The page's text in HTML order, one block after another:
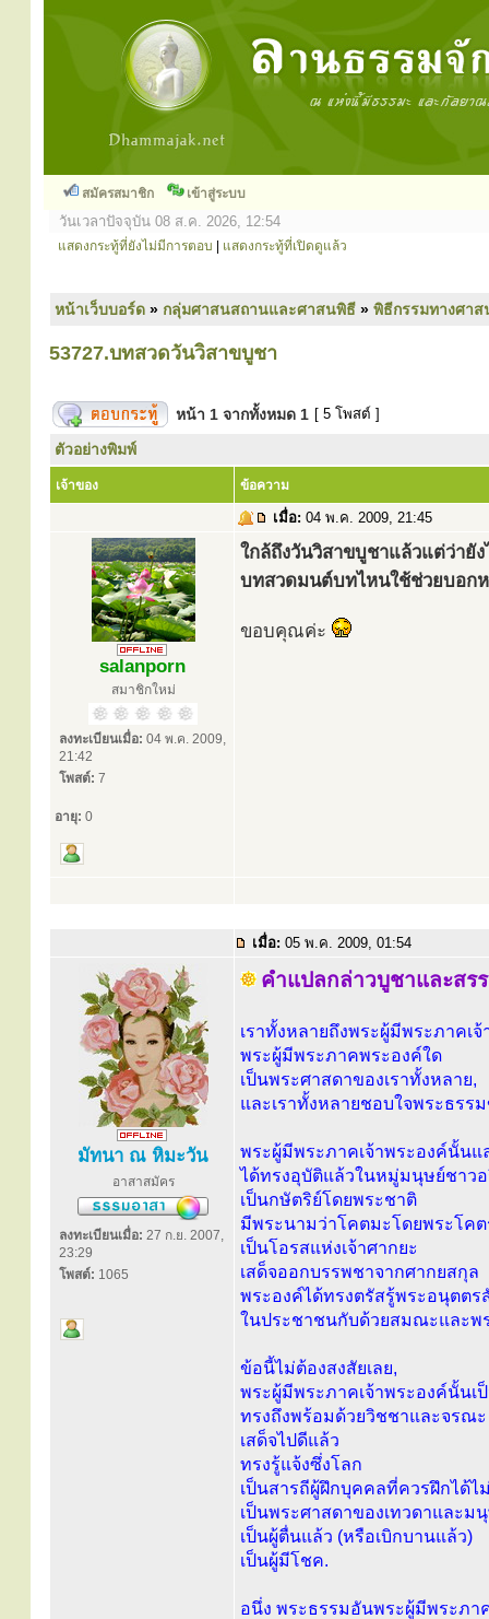
สมัครสมาชิก เข้าสู่ระบบ
วันเวลาปัจจุบัน 08 ส.ค. 2026, 12:54
แสดงกระทู้ที่ยังไม่มีการตอบ แสดงกระทู้ที่เปิดดูแล้ว
หน้าเว็บบอร์ด » กลุ่มศาสนสถานและศาสนพิธี » พิธีกรรมทางศา
53727.บทสวดวันวิสาขบูชา
หน้า 1 จากทั้งหมด 1 [ 5 โพสต์ ]
ตัวอย่างพิมพ์
เจ้าของ ข้อความ
เมื่อ: 04 พ.ค. 2009, 21:45
salanporn
สมาชิกใหม่
ลงทะเบียนเมื่อ: 04 พ.ค. 2009,
21:42
โพสต์: 7
อายุ: 0
ใกล้ถึงวันวิสาขบูชาแล้วแต่ว่ายัง
บทสวดมนต์บทไหนใช้ช่วยบอก
ขอบคุณค่ะ
เมื่อ: 05 พ.ค. 2009, 01:54
มัทนา ณ หิมะวัน
อาสาสมัคร
ลงทะเบียนเมื่อ: 27 ก.ย. 2007,
23:29
โพสต์: 1065
คำแปลกล่าวบูชาและสร
เราทั้งหลายถึงพระผู้มีพระภาคเ
พระผู้มีพระภาคพระองค์ใด
เป็นพระศาสดาของเราทั้งหลาย,
และเราทั้งหลายชอบใจพระธรร
พระผู้มีพระภาคเจ้าพระองค์นั้นแ
ได้ทรงอุบัติแล้วในหมู่มนุษย์ชาว
เป็นกษัตริย์โดยพระชาติ
มีพระนามว่าโคตมะโดยพระโคต
เป็นโอรสแห่งเจ้าศากยะ
เสด็จออกบรรพชาจากศากยสกุล
พระองค์ได้ทรงตรัสรู้พระอนุตต
ในประชาชนกับด้วยสมณะและพ
ข้อนี้ไม่ต้องสงสัยเลย,
พระผู้มีพระภาคเจ้าพระองค์นั้นเ
ทรงถึงพร้อมด้วยวิชชาและจรณะ
เสด็จไปดีแล้ว
ทรงรู้แจ้งซึ่งโลก
เป็นสารถีผู้ฝึกบุคคลที่ควรฝึกได้ไ
เป็นพระศาสดาของเทวดาและม
เป็นผู้ตื่นแล้ว (หรือเบิกบานแล้ว)
เป็นผู้มีโชค.
อนึ่ง พระธรรมอันพระผู้มีพระภา